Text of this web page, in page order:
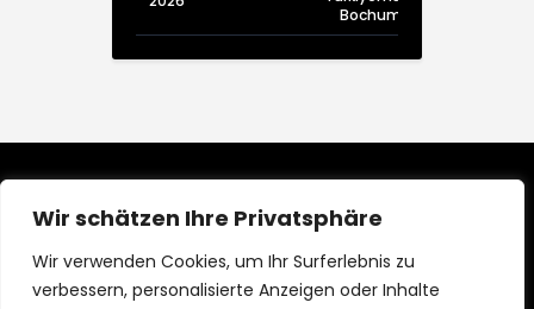
Wir schätzen Ihre Privatsphäre
Wir verwenden Cookies, um Ihr Surferlebnis zu
verbessern, personalisierte Anzeigen oder Inhalte
Bochum I